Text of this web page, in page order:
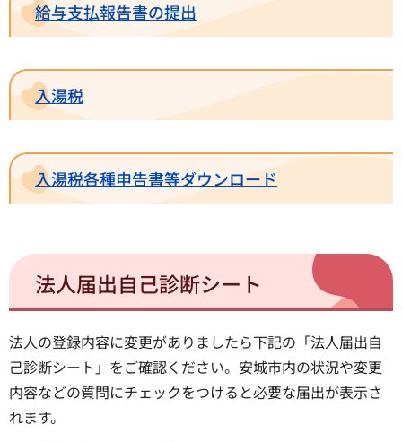
給与支払報告書の提出
入湯税
入湯税各種申告書等ダウンロード
法人届出自己診断シート
法人の登録内容に変更がありましたら下記の「法人届出自
己診断シート」をご確認ください。安城市内の状況や変更
内容などの質問にチェックをつけると必要な届出が表示さ
れます。